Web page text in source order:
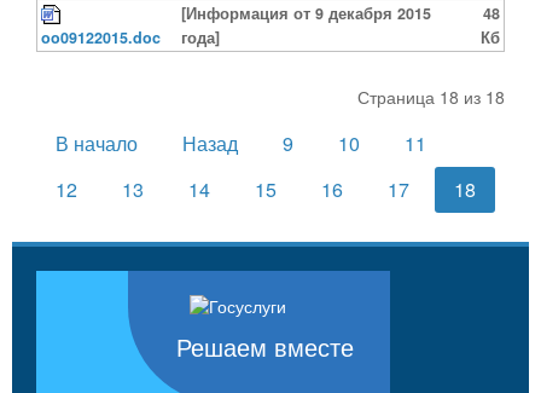
oo09122015.doc
[Информация от 9 декабря 2015
года]
48
Кб
Страница 18 из 18
В начало Назад 9 10
11
12
13 14 15 16 17 18
Решаем вместе